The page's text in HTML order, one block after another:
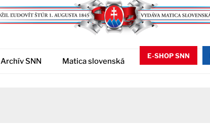
Archív SNN Matica slovenská
E-SHOP SNN